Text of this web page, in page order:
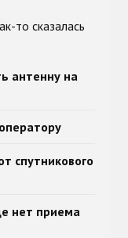
то сказалась
антенну на
спутникового
нет приема